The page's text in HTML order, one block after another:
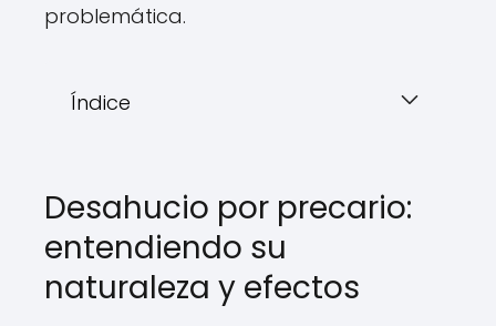
problemática.
Índice
Desahucio por precario:
entendiendo su
naturaleza y efectos